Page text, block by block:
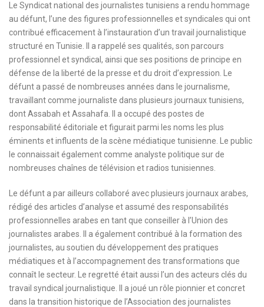
Le Syndicat national des journalistes tunisiens a rendu hommage
au défunt, l’une des figures professionnelles et syndicales qui ont
contribué efficacement à l’instauration d’un travail journalistique
structuré en Tunisie. Il a rappelé ses qualités, son parcours
professionnel et syndical, ainsi que ses positions de principe en
défense de la liberté de la presse et du droit d’expression. Le
défunt a passé de nombreuses années dans le journalisme,
travaillant comme journaliste dans plusieurs journaux tunisiens,
dont Assabah et Assahafa. Il a occupé des postes de
responsabilité éditoriale et figurait parmi les noms les plus
éminents et influents de la scène médiatique tunisienne. Le public
le connaissait également comme analyste politique sur de
nombreuses chaînes de télévision et radios tunisiennes.
Le défunt a par ailleurs collaboré avec plusieurs journaux arabes,
rédigé des articles d’analyse et assumé des responsabilités
professionnelles arabes en tant que conseiller à l’Union des
journalistes arabes. Il a également contribué à la formation des
journalistes, au soutien du développement des pratiques
médiatiques et à l’accompagnement des transformations que
connaît le secteur. Le regretté était aussi l’un des acteurs clés du
travail syndical journalistique. Il a joué un rôle pionnier et concret
dans la transition historique de l’Association des journalistes